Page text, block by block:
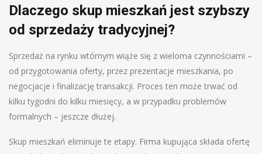
Dlaczego skup mieszkań jest szybszy
od sprzedaży tradycyjnej?
Sprzedaż na rynku wtórnym wiąże się z wieloma czynnościami –
od przygotowania oferty, przez prezentacje mieszkania, po
negocjacje i finalizację transakcji. Proces ten może trwać od
kilku tygodni do kilku miesięcy, a w przypadku problemów
formalnych – jeszcze dłużej.
Skup mieszkań eliminuje te etapy. Firma kupująca składa ofertę